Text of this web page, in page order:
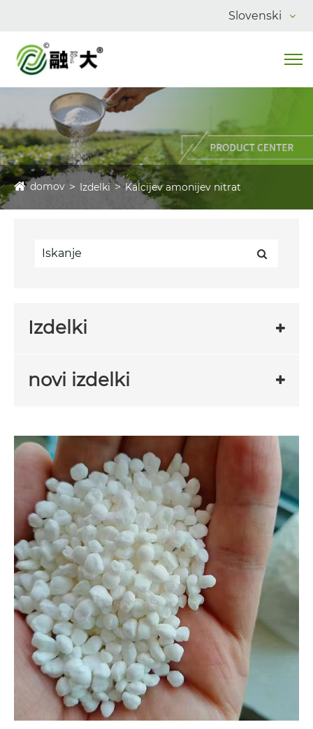
Slovenski
domov Izdelki Kalcijev amonijev nitrat
Izdelki
novi izdelki